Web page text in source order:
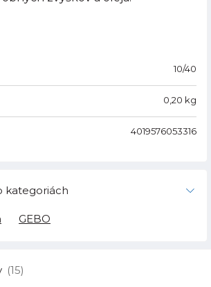
10/40
0,20 kg
4019576053316
kategoriách
GEBO
(15)